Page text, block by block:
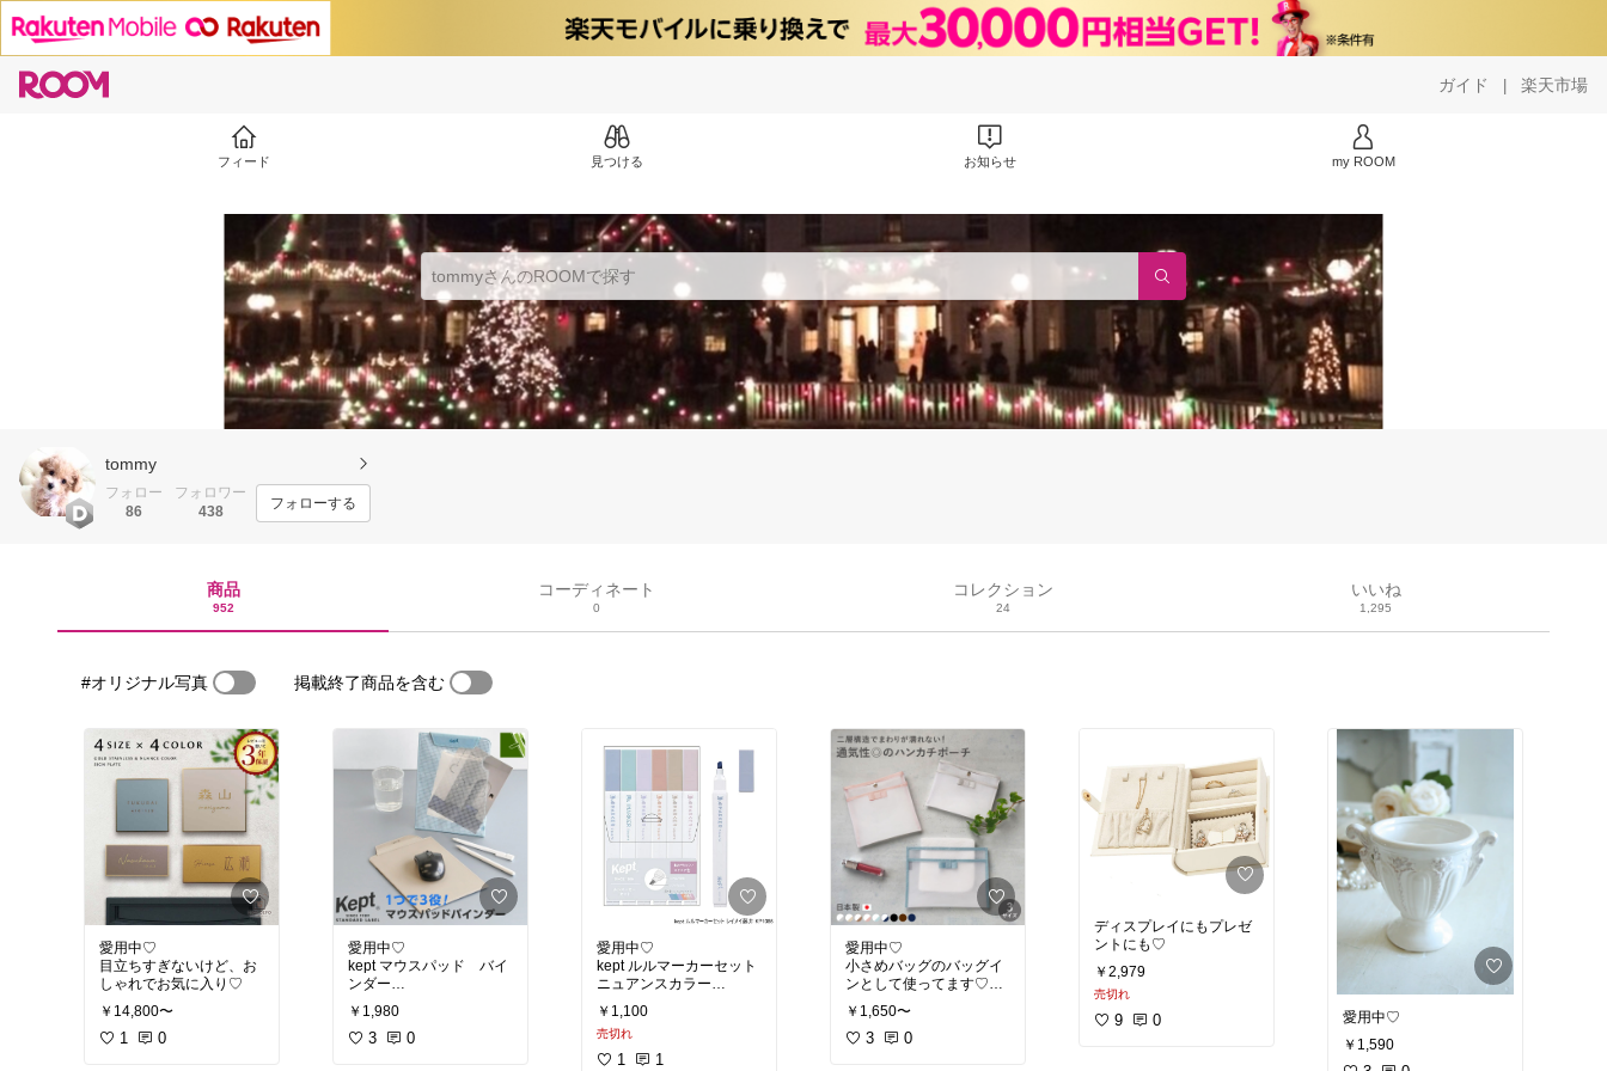
ガイド | 楽天市場
フィード 見つける お知らせ my ROOM
tommy
フォロー
86
フォロワー
438
フォローする
商品
952
コーディネート
0
コレクション
24
いいね
1,295
#オリジナル写真 掲載終了商品を含む
愛用中♡︎
目立ちすぎないけど、お
しゃれでお気に入り♡︎
￥14,800〜
1 0
愛用中♡︎
kept マウスパッド バイ
ンダー
#買ってよかった
#文房具好き
￥1,980
3 0
愛用中♡︎
kept ルルマーカーセット
ニュアンスカラー
#買ってよかった
#文房具
￥1,100
売切れ
1 1
愛用中♡︎
小さめバッグのバッグイ
ンとして使ってます♡︎
#買ってよかった
#ファッション雑貨
￥1,650〜
3 0
ディスプレイにもプレゼ
ントにも♡
￥2,979
売切れ
9 0
愛用中♡
￥1,590